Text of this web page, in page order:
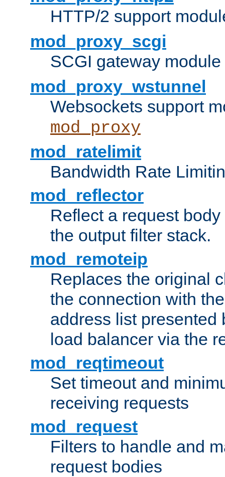
HTTP/2 support
mod_proxy_scgi
SCGI gateway
mod_proxy_wstunnel
Websockets support
mod_proxy
mod_ratelimit
Bandwidth Rate
mod_reflector
Reflect a request
the output filter stack.
mod_remoteip
Replaces the original
the connection with
address list presented
load balancer via the
mod_reqtimeout
Set timeout and
receiving requests
mod_request
Filters to handle and
request bodies